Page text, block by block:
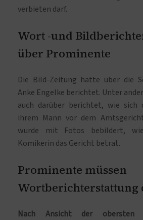
verbieten darf.
Wort -und
über Prominente
Die Bild-Zeitung hatte über die
Anke Engelke berichtet. Unter
auch darüber berichtet, wie
ihrem Mann vor dem
wurde mit Fotos bebildert,
Komikerin das Gericht betrat.
Prominente müssen
Wortberichterstattung
Nach Ansicht der